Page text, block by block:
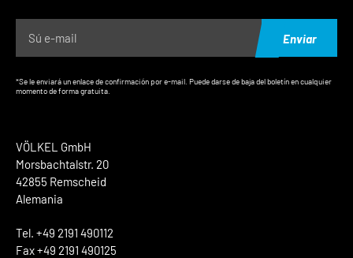
VÖLKEL GmbH
Morsbachtalstr. 20
42855 Remscheid
Alemania
Tel. +49 2191 490112
Fax +49 2191 490125
Enviar
*Se le enviará un enlace de confirmación por e-mail. Puede darse de baja del boletín en cualquier
momento de forma gratuita.